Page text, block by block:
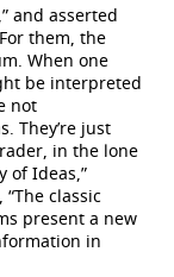
and asserted
them, the
When one
be interpreted
not
They’re just
in the lone
of Ideas,”
classic
present a new
in